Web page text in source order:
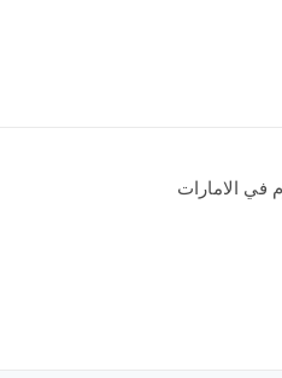
في الامارات